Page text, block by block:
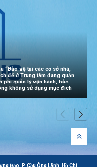
“Bảo vệ tại các cơ sở nhà,
để ở Trung tâm đang quản
phí quản lý vận hành, bảo
không sử dụng mục đích
Đạo, P. Cầu Ông Lãnh, Hồ Chí